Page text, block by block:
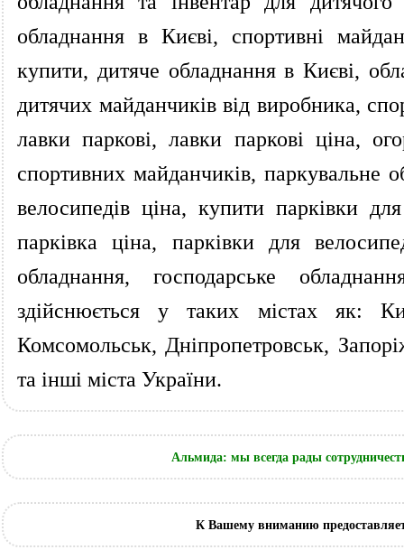
обладнання в Києві, спортивні
купити, дитяче обладнання в Києві,
дитячих майданчиків від виробника,
лавки паркові, лавки паркові ціна,
спортивних майданчиків, паркувальне
велосипедів ціна, купити парківки
парківка ціна, парківки для
обладнання, господарське
здійснюється у таких містах як:
Комсомольськ, Дніпропетровськ,
та інші міста України.
Альмида: мы всегда рады
К Вашему вниманию